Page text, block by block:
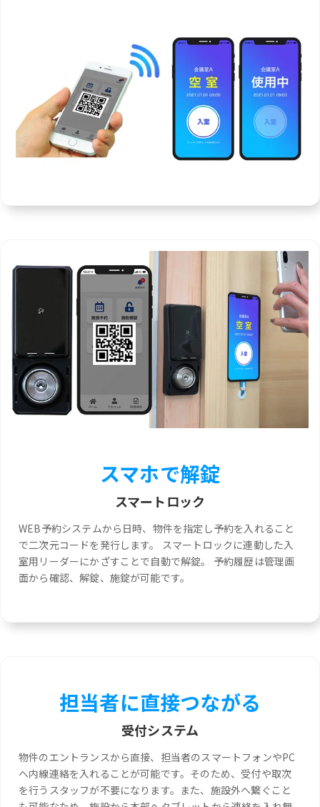
スマホで解錠
スマートロック
WEB予約システムから日時、物件を指定し予約を入れること
で二次元コードを発行します。 スマートロックに連動した入
室用リーダーにかざすことで自動で解錠。 予約履歴は管理画
面から確認、解錠、施錠が可能です。
担当者に直接つながる
受付システム
物件のエントランスから直接、担当者のスマートフォンやPC
へ内線連絡を入れることが可能です。そのため、受付や取次
を行うスタッフが不要になります。また、施設外へ繋ぐこと